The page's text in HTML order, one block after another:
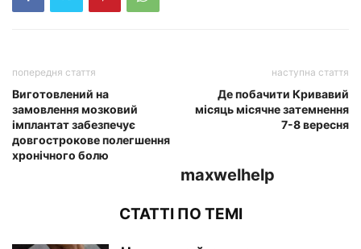
попередня стаття
Виготовлений на
замовлення мозковий
імплантат забезпечує
довгострокове полегшення
хронічного болю
наступна стаття
Де побачити Кривавий
місяць місячне затемнення
7-8 вересня
maxwelhelp
СТАТТІ ПО ТЕМІ